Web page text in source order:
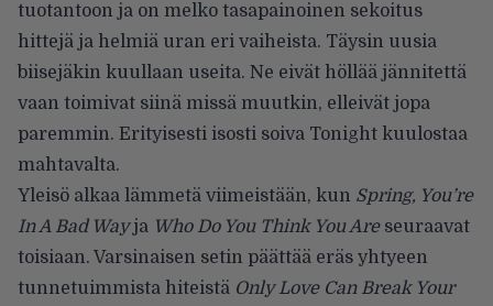
tuotantoon ja on melko tasapainoinen sekoitus
hittejä ja helmiä uran eri vaiheista. Täysin uusia
biisejäkin kuullaan useita. Ne eivät höllää jännitettä
vaan toimivat siinä missä muutkin, elleivät jopa
paremmin. Erityisesti isosti soiva Tonight kuulostaa
mahtavalta.
Yleisö alkaa lämmetä viimeistään, kun Spring, You’re
In A Bad Wayja Who Do You Think You Areseuraavat
toisiaan. Varsinaisen setin päättää eräs yhtyeen
tunnetuimmista hiteistä Only Love Can Break Your